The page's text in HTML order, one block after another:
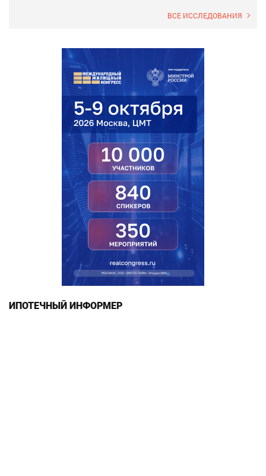
ВСЕ ИССЛЕДОВАНИЯ
ИПОТЕЧНЫЙ ИНФОРМЕР